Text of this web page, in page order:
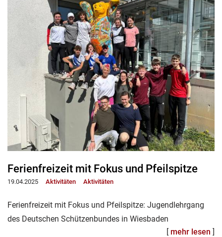
Ferienfreizeit mit Fokus und Pfeilspitze
19.04.2025 Aktivitäten Aktivitäten
Ferienfreizeit mit Fokus und Pfeilspitze: Jugendlehrgang
des Deutschen Schützenbundes in Wiesbaden
[ mehr lesen ]